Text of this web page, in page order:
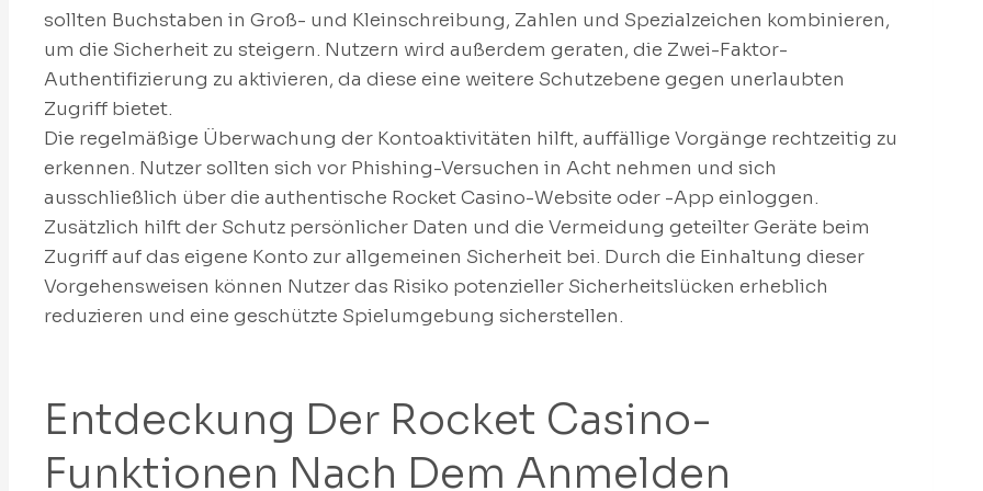
sollten Buchstaben in Groß- und Kleinschreibung, Zahlen und Spezialzeichen kombinieren,
um die Sicherheit zu steigern. Nutzern wird außerdem geraten, die Zwei-Faktor-
Authentifizierung zu aktivieren, da diese eine weitere Schutzebene gegen unerlaubten
Zugriff bietet.
Die regelmäßige Überwachung der Kontoaktivitäten hilft, auffällige Vorgänge rechtzeitig zu
erkennen. Nutzer sollten sich vor Phishing-Versuchen in Acht nehmen und sich
ausschließlich über die authentische Rocket Casino-Website oder -App einloggen.
Zusätzlich hilft der Schutz persönlicher Daten und die Vermeidung geteilter Geräte beim
Zugriff auf das eigene Konto zur allgemeinen Sicherheit bei. Durch die Einhaltung dieser
Vorgehensweisen können Nutzer das Risiko potenzieller Sicherheitslücken erheblich
reduzieren und eine geschützte Spielumgebung sicherstellen.
Entdeckung Der Rocket Casino-
Funktionen Nach Dem Anmelden